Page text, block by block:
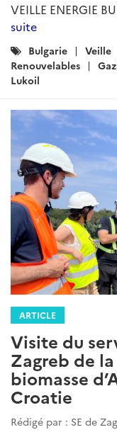
VEILLE ENERGIE
suite
Catégories
:
Bulgarie Veille
Renouvelables
Lukoil
ARTICLE
Visite du
Zagreb de
biomasse
Croatie
Rédigé par : SE de